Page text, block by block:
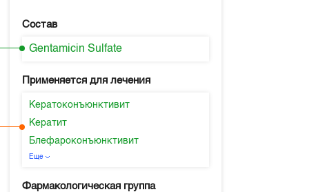
Состав
Gentamicin Sulfate
Применяется для лечения
Кератоконъюнктивит
Кератит
Блефароконъюнктивит
Еще
Фармакологическая группа